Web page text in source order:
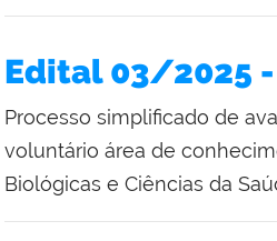
Edital 03/2025 -
Processo simplificado de
voluntário área de
Biológicas e Ciências da